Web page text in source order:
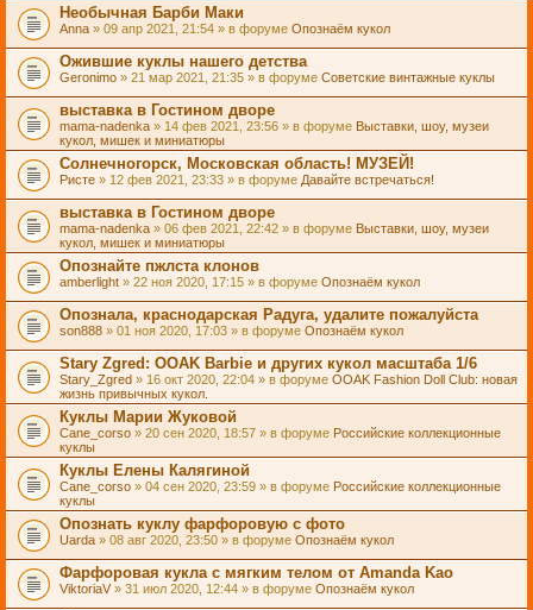
Необычная Барби Маки
Anna » 09 апр 2021, 21:54 » в форуме Опознаём кукол
Ожившие куклы нашего детства
Geronimo » 21 мар 2021, 21:35 » в форуме Советские винтажные куклы
выставка в Гостином дворе
mama-nadenka » 14 фев 2021, 23:56 » в форуме Выставки, шоу, музеи
кукол, мишек и миниатюры
Солнечногорск, Московская область! МУЗЕЙ!
Ристе » 12 фев 2021, 23:33 » в форуме Давайте встречаться!
выставка в Гостином дворе
mama-nadenka » 06 фев 2021, 22:42 » в форуме Выставки, шоу, музеи
кукол, мишек и миниатюры
Опознайте пжлста клонов
amberlight » 22 ноя 2020, 17:15 » в форуме Опознаём кукол
Опознала, краснодарская Радуга, удалите пожалуйста
son888 » 01 ноя 2020, 17:03 » в форуме Опознаём кукол
Stary Zgred: OOAK Barbie и других кукол масштаба 1/6
Stary_Zgred » 16 окт 2020, 22:04 » в форуме OOAK Fashion Doll Club: новая
жизнь привычных кукол.
Куклы Марии Жуковой
Cane_corso » 20 сен 2020, 18:57 » в форуме Российские коллекционные
куклы
Куклы Елены Калягиной
Cane_corso » 04 сен 2020, 23:59 » в форуме Российские коллекционные
куклы
Опознать куклу фарфоровую с фото
Uarda » 08 авг 2020, 23:50 » в форуме Опознаём кукол
Фарфоровая кукла с мягким телом от Amanda Kao
ViktoriaV» 31 июл 2020, 12:44 » в форуме Опознаём кукол